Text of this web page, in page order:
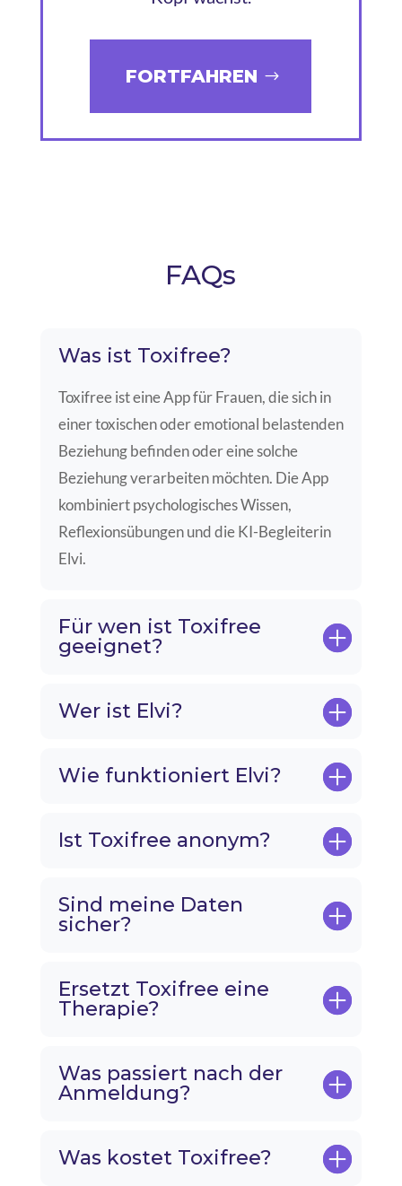
FORTFAHREN
FAQs
Was ist Toxifree?
Toxifree ist eine App für Frauen, die sich in
einer toxischen oder emotional belastenden
Beziehung befinden oder eine solche
Beziehung verarbeitenmöchten. Die App
kombiniert psychologisches Wissen,
Reflexionsübungen unddie KI-Begleiterin
Elvi.
Für wen ist Toxifree
geeignet?
Wer ist Elvi?
Wie funktioniert Elvi?
Ist Toxifree anonym?
Sind meine Daten
sicher?
Ersetzt Toxifree eine
Therapie?
Was passiert nach der
Anmeldung?
Was kostet Toxifree?